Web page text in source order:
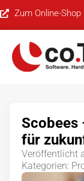
Zum Online-Shop
Scobees
für
Veröffentlicht
Kategorien: